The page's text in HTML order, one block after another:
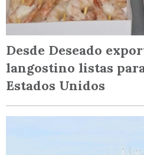
Desde Deseado
langostino listas
Estados Unidos